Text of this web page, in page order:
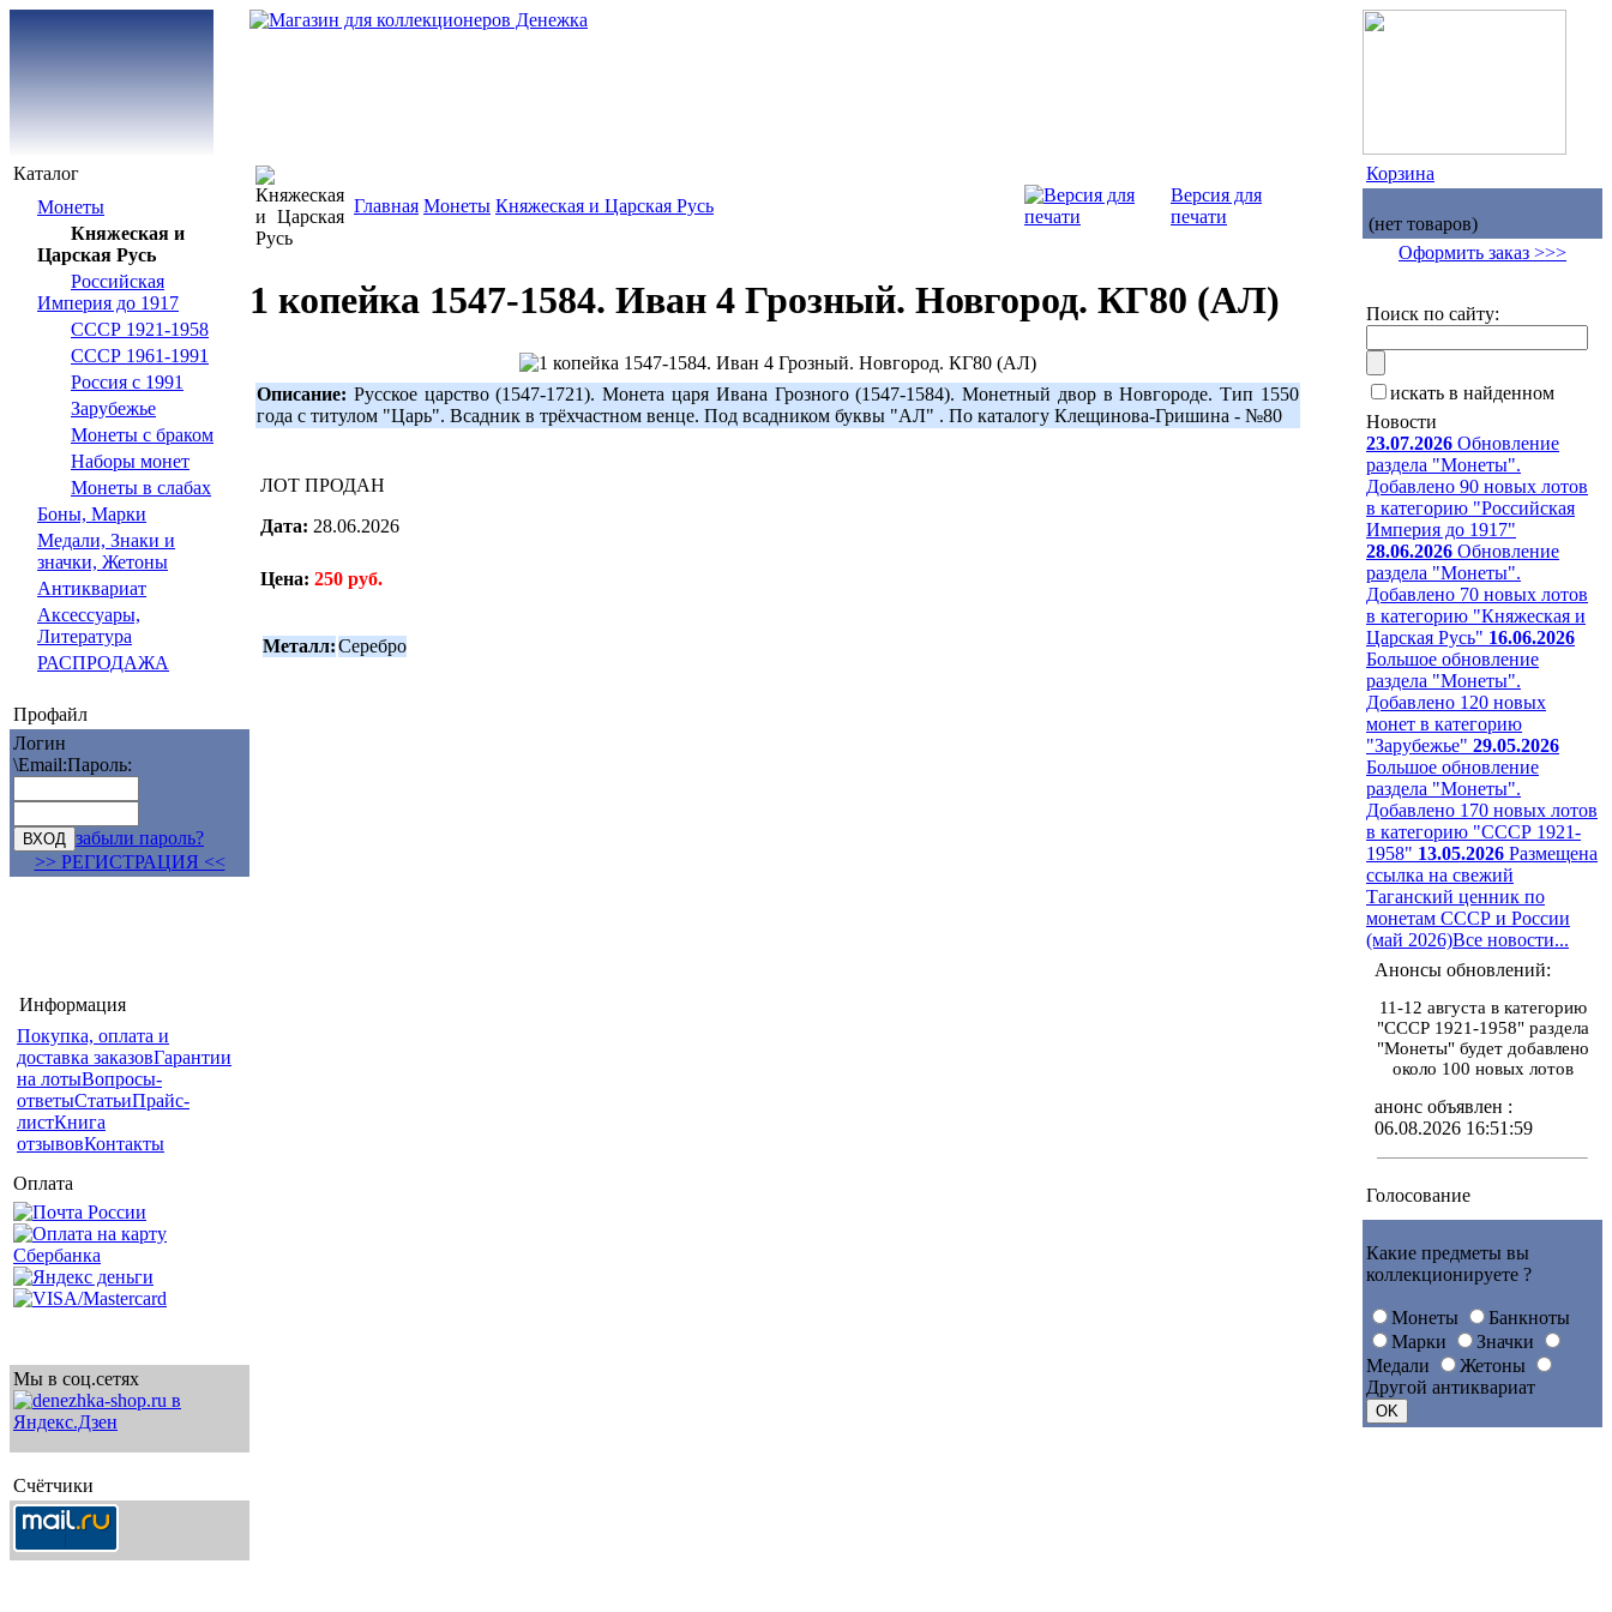
Каталог
Монеты
Княжеская и
Царская Русь
Российская
Империя до 1917
СССР 1921-1958
СССР 1961-1991
Россия с 1991
Зарубежье
Монеты с браком
Наборы монет
Монеты в слабах
Боны, Марки
Медали, Знаки и
значки, Жетоны
Антиквариат
Аксессуары,
Литература
РАСПРОДАЖА
Профайл
Логин
\Email:Пароль:
забыли пароль?
>> РЕГИСТРАЦИЯ <<
Информация
Покупка, оплата и
доставка заказовГарантии
на лотыВопросы-
ответыСтатьиПрайс-
листКнига
отзывовКонтакты
Оплата
Мы в соц.сетях
Счётчики
Главная Монеты Княжеская и Царская Русь
Версия для
печати
1 копейка 1547-1584. Иван 4 Грозный. Новгород. КГ80 (АЛ)
Описание: Русское царство (1547-1721). Монета царя Ивана Грозного (1547-1584). Монетный двор в Новгороде. Тип 1550
года с титулом "Царь". Всадник в трёхчастном венце. Под всадником буквы "AЛ" . По каталогу Клещинова-Гришина - №80
ЛОТ ПРОДАН
Дата: 28.06.2026
Цена: 250 руб.
Металл:Серебро
Корзина
(нет товаров)
Оформить заказ >>>
Поиск по сайту:
искать в найденном
Новости
23.07.2026 Обновление
раздела "Монеты".
Добавлено 90 новых лотов
в категорию "Российская
Империя до 1917"
28.06.2026 Обновление
раздела "Монеты".
Добавлено 70 новых лотов
в категорию "Княжеская и
Царская Русь" 16.06.2026
Большое обновление
раздела "Монеты".
Добавлено 120 новых
монет в категорию
"Зарубежье" 29.05.2026
Большое обновление
раздела "Монеты".
Добавлено 170 новых лотов
в категорию "СССР 1921-
1958" 13.05.2026 Размещена
ссылка на свежий
Таганский ценник по
монетам СССР и России
(май 2026)Все новости...
Анонсы обновлений:
11-12 августа в категорию
"СССР 1921-1958" раздела
"Монеты" будет добавлено
около 100 новых лотов
анонс объявлен :
06.08.2026 16:51:59
Голосование
Какие предметы вы
коллекционируете ?
Монеты
Банкноты
Марки
Значки
Медали
Жетоны
Другой антиквариат